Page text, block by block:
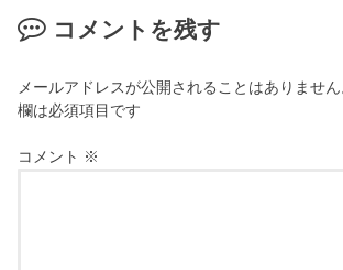
コメントを残す
メールアドレスが公開されることはありません
欄は必須項目です
コメント ※